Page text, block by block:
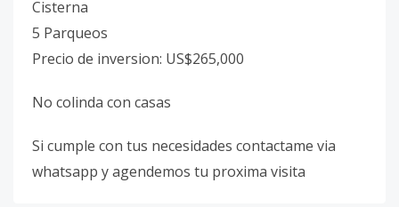
Cisterna
5 Parqueos
Precio de inversion: US$265,000
No colinda con casas
Si cumple con tus necesidades contactame via
whatsapp y agendemos tu proxima visita